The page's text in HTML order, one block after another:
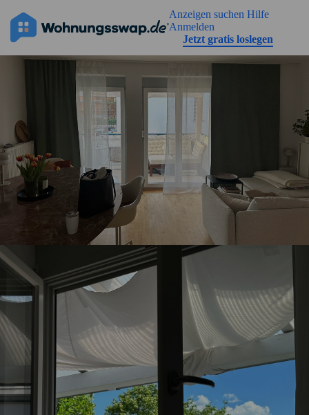
Anzeigen suchen Hilfe
Anmelden
Jetzt gratis loslegen